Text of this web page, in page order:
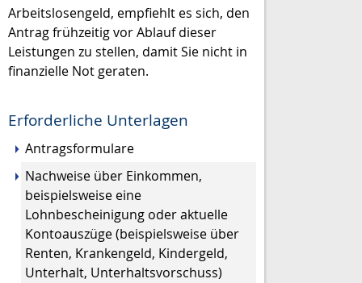
Arbeitslosengeld, empfiehlt es sich, den
Antrag frühzeitig vor Ablauf dieser
Leistungen zu stellen, damit Sie nicht in
finanzielle Not geraten.
Erforderliche Unterlagen
Antragsformulare
Nachweise über Einkommen,
beispielsweise eine
Lohnbescheinigung oder aktuelle
Kontoauszüge (beispielsweise über
Renten, Krankengeld, Kindergeld,
Unterhalt, Unterhaltsvorschuss)